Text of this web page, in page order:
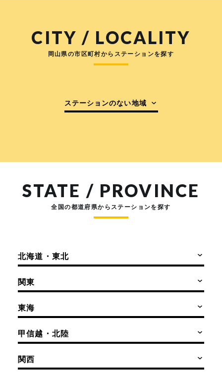
CITY / LOCALITY
岡山県の市区町村からステーションを探す
ステーションのない地域
STATE / PROVINCE
全国の都道府県からステーションを探す
北海道・東北
関東
東海
甲信越・北陸
関西